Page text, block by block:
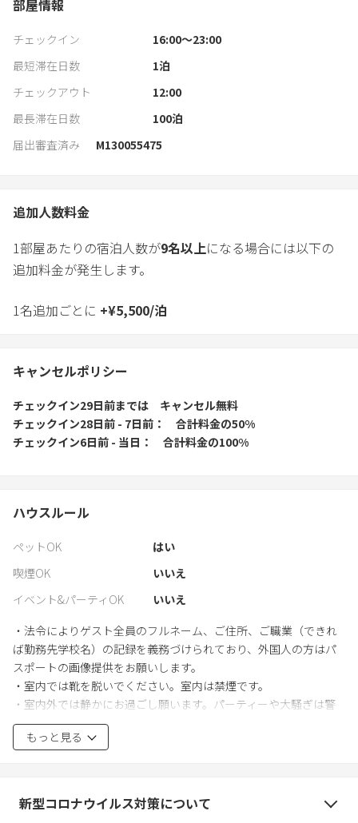
部屋情報
チェックイン
16:00〜23:00
最短滞在日数
1泊
チェックアウト
12:00
最長滞在日数
100泊
届出審査済み
M130055475
追加人数料金
1部屋あたりの宿泊人数が9名以上になる場合には以下の
追加料金が発生します。
1名追加ごとに +¥5,500/泊
キャンセルポリシー
チェックイン29日前までは
キャンセル無料
チェックイン28日前 - 7日前
合計料金の50%
チェックイン6日前 - 当日
合計料金の100%
ハウスルール
ペットOK
はい
喫煙OK
いいえ
イベント&パーティOK
いいえ
・法令によりゲスト全員のフルネーム、ご住所、ご職業（できれ
ば勤務先学校名）の記録を義務づけられており、外国人の方はパ
スポートの画像提供をお願いします。
・室内では靴を脱いでください。室内は禁煙です。
・室内外では静かにお過ごし願います。パーティーや大騒ぎは警
察を呼び退去いただきます。
・ごみは、可燃物と不燃物に分ける必要があります。あきる野市
動物がそれを爆裂させます。不燃物はビニール袋に入れて私たち
ホストに回収を依頼してください。
もっと見る
新型コロナウイルス対策について